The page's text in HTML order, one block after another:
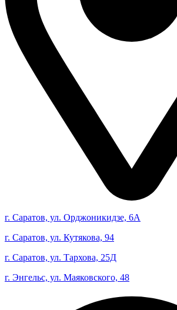
г. Саратов, ул. Орджоникидзе, 6А
г. Саратов, ул. Кутякова, 94
г. Саратов, ул. Тархова, 25Д
г. Энгельс, ул. Маяковского, 48